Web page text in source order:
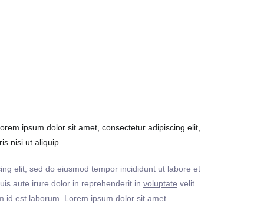
ipsum dolor sit amet, consectetur adipiscing elit,
nisi ut aliquip.
elit, sed do eiusmod tempor incididunt ut labore et
aute irure dolor in reprehenderit in voluptate velit
est laborum. Lorem ipsum dolor sit amet.